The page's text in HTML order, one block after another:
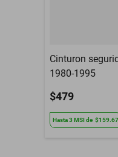
Cinturon
1980-1995
$479
Hasta3 MSIde $159.67